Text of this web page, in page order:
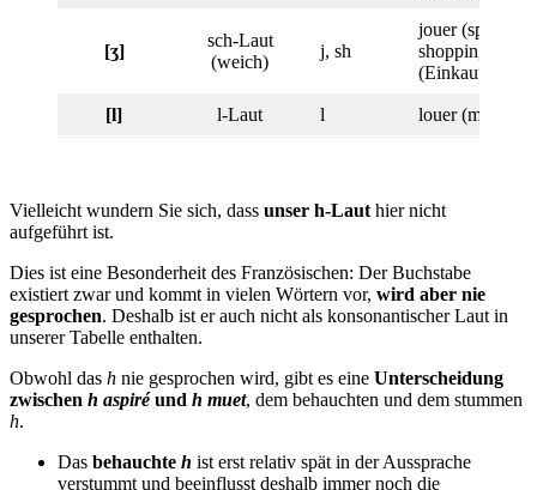
[ʒ]
sch-Laut
(weich)
j, sh
jouer (spielen),
shopping
(Einkaufen)
[l] l-Laut l louer (mieten)
Vielleicht wundern Sie sich, dass unser h-Lauthier nicht
aufgeführt ist.
Dies ist eine Besonderheit des Französischen: Der Buchstabe
existiert zwar und kommt in vielen Wörtern vor, wird aber nie
gesprochen. Deshalb ist er auch nicht als konsonantischer Laut in
unserer Tabelle enthalten.
Obwohl das h nie gesprochen wird, gibt es eine Unterscheidung
zwischen h aspiré und h muet, dem behauchten und dem stummen
h.
Das behauchte h ist erst relativ spät in der Aussprache
verstummt und beeinflusst deshalb immer noch die